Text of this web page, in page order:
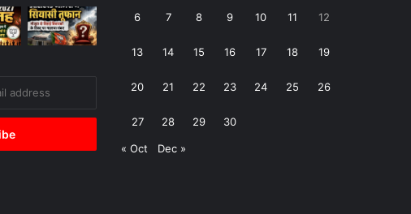
6 7 8 9 10 11 12
13 14 15 16 17 18 19
20 21 22 23 24 25 26
27 28 29 30
« Oct Dec »